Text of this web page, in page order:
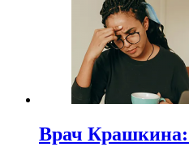
Врач Крашкина: